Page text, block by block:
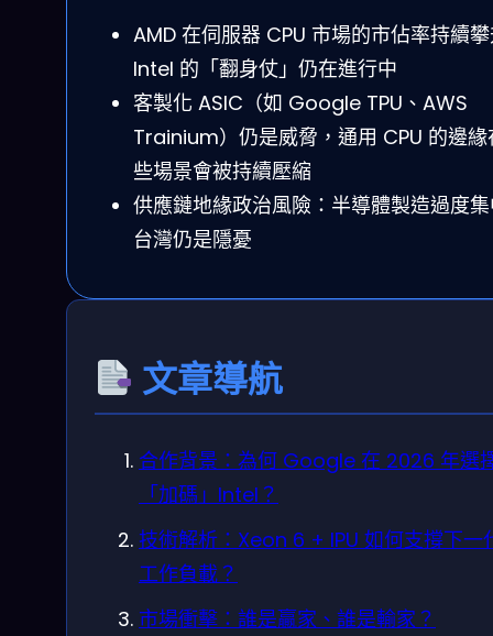
AMD 在伺服器 CPU 市場的市佔率持續
Intel 的「翻身仗」仍在進行中
客製化 ASIC（如 Google TPU、AWS
Trainium）仍是威脅，通用 CPU 的邊緣
些場景會被持續壓縮
供應鏈地緣政治風險：半導體製造過度
台灣仍是隱憂
文章導航
合作背景：為何 Google 在 2026 年選
「加碼」Intel？
技術解析：Xeon 6 + IPU 如何支撐下一
工作負載？
市場衝擊：誰是贏家、誰是輸家？